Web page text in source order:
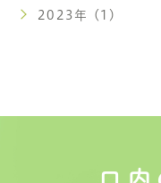
2023年 (1)
口